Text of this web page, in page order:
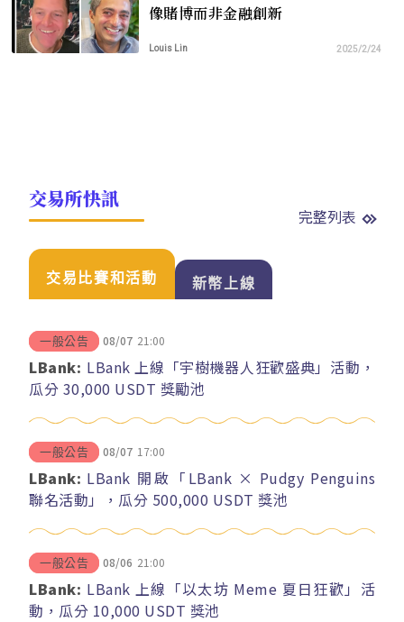
像賭博而非金融創新
Louis Lin 2025/2/24
交易所快訊
完整列表
交易比賽和活動 新幣上線
一般公告 08/07 21:00
LBank: LBank 上線「宇樹機器人狂歡盛典」活動，
瓜分 30,000 USDT 獎勵池
一般公告 08/07 17:00
LBank: LBank 開啟「LBank × Pudgy Penguins
聯名活動」，瓜分 500,000 USDT 獎池
一般公告 08/06 21:00
LBank: LBank 上線「以太坊 Meme 夏日狂歡」活
動，瓜分 10,000 USDT 獎池